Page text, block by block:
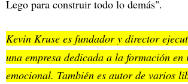
Lego para construir todo lo demás".
Kevin Kruse es fundador y director
una empresa dedicada a la formación
emocional. También es autor de varios